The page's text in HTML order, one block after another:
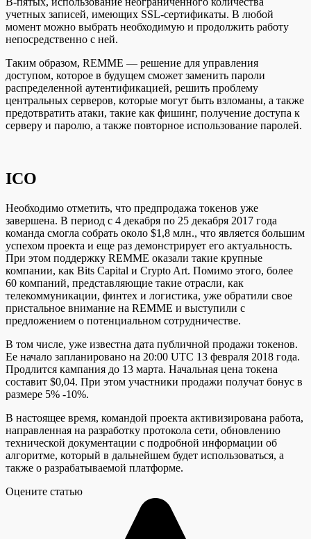
учетных записей, имеющих SSL-сертификаты. В любой
момент можно выбрать необходимую и продолжить работу
непосредственно с ней.
Таким образом, REMME — решение для управления
доступом, которое в будущем сможет заменить пароли
распределенной аутентификацией, решить проблему
центральных серверов, которые могут быть взломаны, а также
предотвратить атаки, такие как фишинг, получение доступа к
серверу и паролю, а также повторное использование паролей.
ICO
Необходимо отметить, что предпродажа токенов уже
завершена. В период с 4 декабря по 25 декабря 2017 года
команда смогла собрать около $1,8 млн., что является большим
успехом проекта и еще раз демонстрирует его актуальность.
При этом поддержку REMME оказали такие крупные
компании, как Bits Capital и Crypto Art. Помимо этого, более
60 компаний, представляющие такие отрасли, как
телекоммуникации, финтех и логистика, уже обратили свое
пристальное внимание на REMME и выступили с
предложением о потенциальном сотрудничестве.
В том числе, уже известна дата публичной продажи токенов.
Ее начало запланировано на 20:00 UTC 13 февраля 2018 года.
Продлится кампания до 13 марта. Начальная цена токена
составит $0,04. При этом участники продажи получат бонус в
размере 5% -10%.
В настоящее время, командой проекта активизирована работа,
направленная на разработку протокола сети, обновлению
технической документации с подробной информации об
алгоритме, который в дальнейшем будет использоваться, а
также о разрабатываемой платформе.
Оцените статью